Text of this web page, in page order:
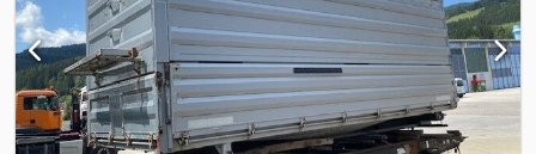
2700 kg Lastkapacitet: 2073 kg Bromsad tandemsläp Påskjuts-
och handbroms från KNOTT 2x 1350 kg axel med broms Lågt
chassi Fullsvetsad, varmförzinkad stålram Aluprofilsidor med
spännförslutning Nedfällbar och avtagbar på alla sidor 15mm stark,
halkfri och robust plywoodgolv Ytterligare stålplåt på trägolvet
Automatisk stödben med 400 kg stödlast 6 bullerdämpande